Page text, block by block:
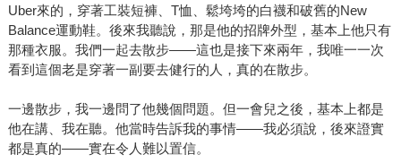
Uber來的，穿著工裝短褲、T恤、鬆垮垮的白襪和破舊的New
Balance運動鞋。後來我聽說，那是他的招牌外型，基本上他只有
那種衣服。我們一起去散步——這也是接下來兩年，我唯一一次
看到這個老是穿著一副要去健行的人，真的在散步。
一邊散步，我一邊問了他幾個問題。但一會兒之後，基本上都是
他在講、我在聽。他當時告訴我的事情——我必須說，後來證實
都是真的——實在令人難以置信。